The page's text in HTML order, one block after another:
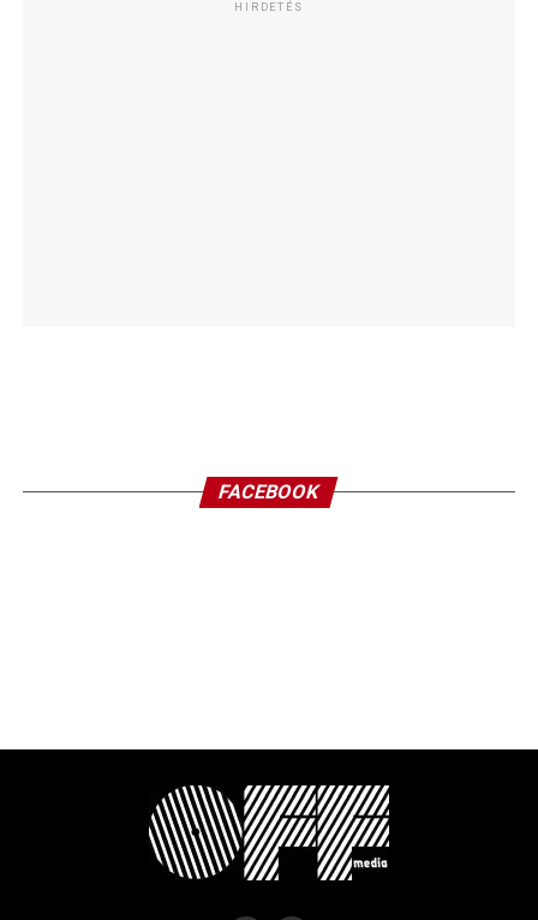
HIRDETÉS
FACEBOOK